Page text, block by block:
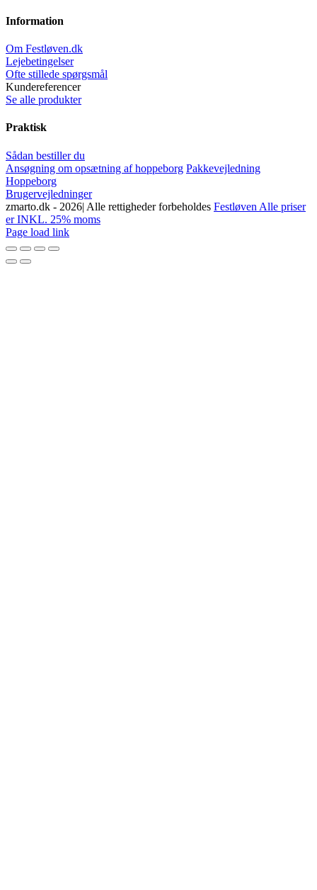
Information
Om Festløven.dk
Lejebetingelser
Ofte stillede spørgsmål
Kundereferencer
Se alle produkter
Praktisk
Sådan bestiller du
Ansøgning om opsætning af hoppeborg Pakkevejledning
Hoppeborg
Brugervejledninger
zmarto.dk - 2026| Alle rettigheder forbeholdes Festløven Alle priser
er INKL. 25% moms
Facebook
Instagram
YouTube
Page load link